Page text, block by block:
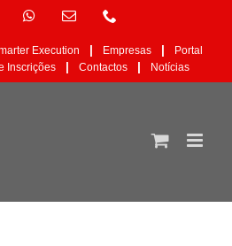
WhatsAppEmail
mas
não
publicado)
Execution | Empresas |
Portal
Inscrições | Contactos | Notícias